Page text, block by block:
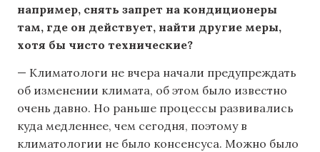
например, снять запрет на кондиционеры
там, где он действует, найти другие меры,
хотя бы чисто технические?
— Климатологи не вчера начали предупреждать
об изменении климата, об этом было известно
очень давно. Но раньше процессы развивались
куда медленнее, чем сегодня, поэтому в
климатологии не было консенсуса. Можно было